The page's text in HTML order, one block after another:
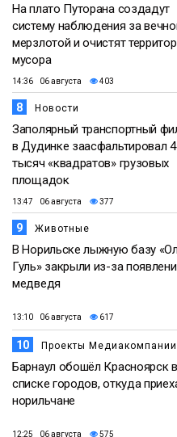
На плато Путорана создадут
систему наблюдения за
мерзлотой и очистят
мусора
14:36 06 августа 403
8 Новости
Заполярный транспортный
в Дудинке заасфальтировал
тысяч «квадратов» грузовых
площадок
13:47 06 августа 377
9 Животные
В Норильске лыжную базу
Гуль» закрыли из-за
медведя
13:10 06 августа 617
10 Проекты Медиакомпании
Барнаул обошёл Красноярск в
списке городов, откуда
норильчане
12:25 06 августа 575